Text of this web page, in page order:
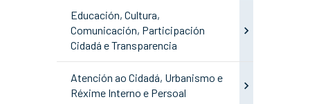
Educación, Cultura,
Comunicación, Participación
Cidadá e Transparencia
Atención ao Cidadá, Urbanismo e
Réxime Interno e Persoal